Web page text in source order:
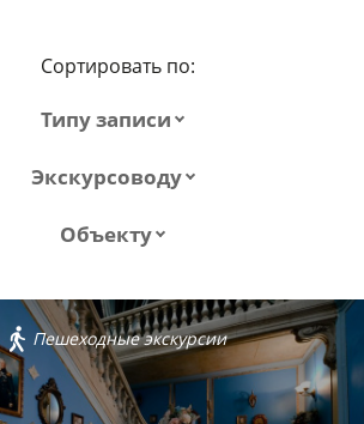
Сортировать по:
Типу записи
Экскурсоводу
Объекту
Пешеходные экскурсии